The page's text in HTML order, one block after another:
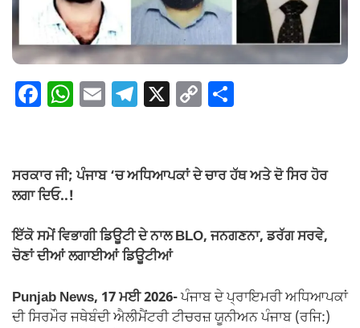
F
e
b
o
o
W
s
p
p
E T
gr
m
X C
y
n
k
e
ਸਰਕਾਰ ਜੀ; ਪੰਜਾਬ ‘ਚ ਅਧਿਆਪਕਾਂ ਦੇ ਚਾਰ ਹੱਥ ਅਤੇ ਦੋ ਸਿਰ ਹੋਰ
ਲਗਾ ਦਿਓ..!
ਇੱਕੋ ਸਮੇਂ ਵਿਭਾਗੀ ਡਿਊਟੀ ਦੇ ਨਾਲ BLO, ਜਨਗਣਨਾ, ਡਰੱਗ ਸਰਵੇ,
ਚੋਣਾਂ ਦੀਆਂ ਲਗਾਈਆਂ ਡਿਊਟੀਆਂ
Punjab News, 17 ਮਈ 2026-ਪੰਜਾਬ ਦੇ ਪ੍ਰਾਇਮਰੀ ਅਧਿਆਪਕਾਂ
ਦੀ ਸਿਰਮੌਰ ਜਥੇਬੰਦੀ ਐਲੀਮੈਂਟਰੀ ਟੀਚਰਜ਼ ਯੂਨੀਅਨ ਪੰਜਾਬ (ਰਜਿ:)